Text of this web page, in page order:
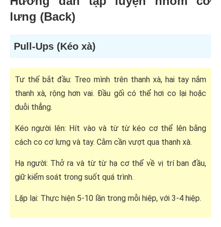
lưng (Back)
Pull-Ups (Kéo xà)
Tư thế bắt đầu: Treo mình trên thanh xà, hai tay nắm
thanh xà, rộng hơn vai. Đầu gối có thể hơi co lại hoặc
duỗi thẳng.
Kéo người lên: Hít vào và từ từ kéo cơ thể lên bằng
cách co cơ lưng và tay. Cằm cần vượt qua thanh xà.
Hạ người: Thở ra và từ từ hạ cơ thể về vị trí ban đầu,
giữ kiểm soát trong suốt quá trình.
Lặp lại: Thực hiện 5-10 lần trong mỗi hiệp, với 3-4 hiệp.